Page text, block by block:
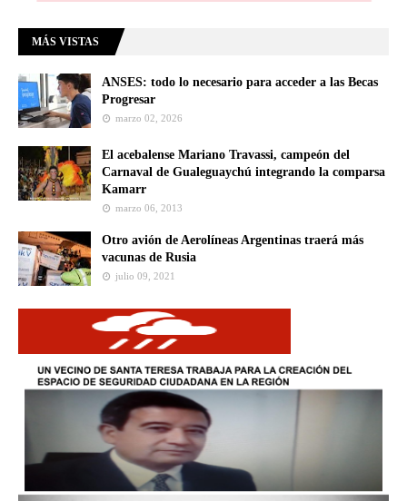
MÁS VISTAS
ANSES: todo lo necesario para acceder a las Becas
Progresar
marzo 02, 2026
El acebalense Mariano Travassi, campeón del
Carnaval de Gualeguaychú integrando la comparsa
Kamarr
marzo 06, 2013
Otro avión de Aerolíneas Argentinas traerá más
vacunas de Rusia
julio 09, 2021